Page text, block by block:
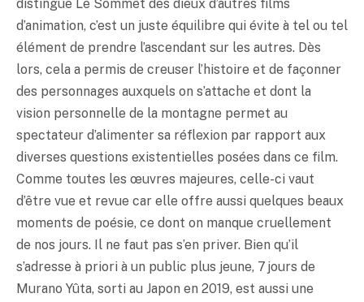
distingue Le Sommet des dieux d’autres films
d’animation, c’est un juste équilibre qui évite à tel ou tel
élément de prendre l’ascendant sur les autres. Dès
lors, cela a permis de creuser l’histoire et de façonner
des personnages auxquels on s’attache et dont la
vision personnelle de la montagne permet au
spectateur d’alimenter sa réflexion par rapport aux
diverses questions existentielles posées dans ce film.
Comme toutes les œuvres majeures, celle-ci vaut
d’être vue et revue car elle offre aussi quelques beaux
moments de poésie, ce dont on manque cruellement
de nos jours. Il ne faut pas s’en priver. Bien qu’il
s’adresse à priori à un public plus jeune, 7 jours de
Murano Yûta, sorti au Japon en 2019, est aussi une